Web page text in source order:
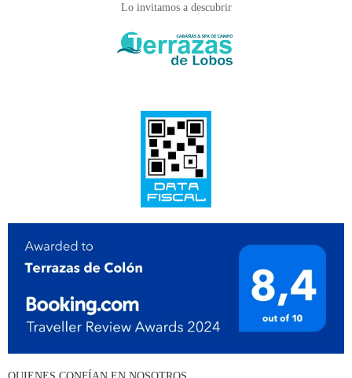
Lo invitamos a descubrir